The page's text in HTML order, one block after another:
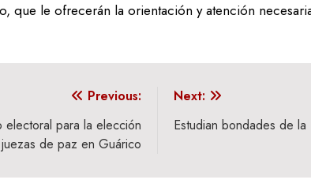
que le ofrecerán la orientación y atención
Previous:
electoral para la elección
de paz en Guárico
Next:
Estudian bondades de